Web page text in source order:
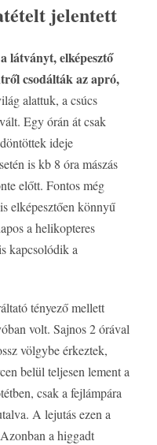
jelentett
látványt, elképesztő
csodálták az apró,
alattuk, a csúcs
Egy órán át csak
ideje
is kb 8 óra mászás
előtt. Fontos még
elképesztően könnyű
a helikopteres
kapcsolódik a
tényező mellett
volt. Sajnos 2 órával
völgybe érkeztek,
belül teljesen lement a
csak a fejlámpára
A lejutás ezen a
a higgadt